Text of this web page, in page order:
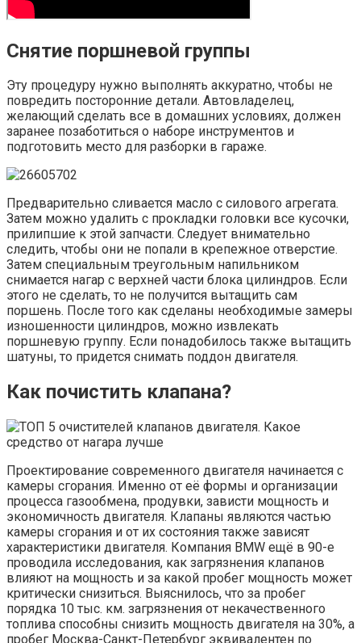
Снятие поршневой группы
Эту процедуру нужно выполнять аккуратно, чтобы не
повредить посторонние детали. Автовладелец,
желающий сделать все в домашних условиях, должен
заранее позаботиться о наборе инструментов и
подготовить место для разборки в гараже.
Предварительно сливается масло с силового агрегата.
Затем можно удалить с прокладки головки все кусочки,
прилипшие к этой запчасти. Следует внимательно
следить, чтобы они не попали в крепежное отверстие.
Затем специальным треугольным напильником
снимается нагар с верхней части блока цилиндров. Если
этого не сделать, то не получится вытащить сам
поршень. После того как сделаны необходимые замеры
изношенности цилиндров, можно извлекать
поршневую группу. Если понадобилось также вытащить
шатуны, то придется снимать поддон двигателя.
Как почистить клапана?
Проектирование современного двигателя начинается с
камеры сгорания. Именно от её формы и организации
процесса газообмена, продувки, зависти мощность и
экономичность двигателя. Клапаны являются частью
камеры сгорания и от их состояния также зависят
характеристики двигателя. Компания BMW ещё в 90-е
проводила исследования, как загрязнения клапанов
влияют на мощность и за какой пробег мощность может
критически снизиться. Выяснилось, что за пробег
порядка 10 тыс. км. загрязнения от некачественного
топлива способны снизить мощность двигателя на 30%, а
пробег Москва-Санкт-Петербург эквивалентен по